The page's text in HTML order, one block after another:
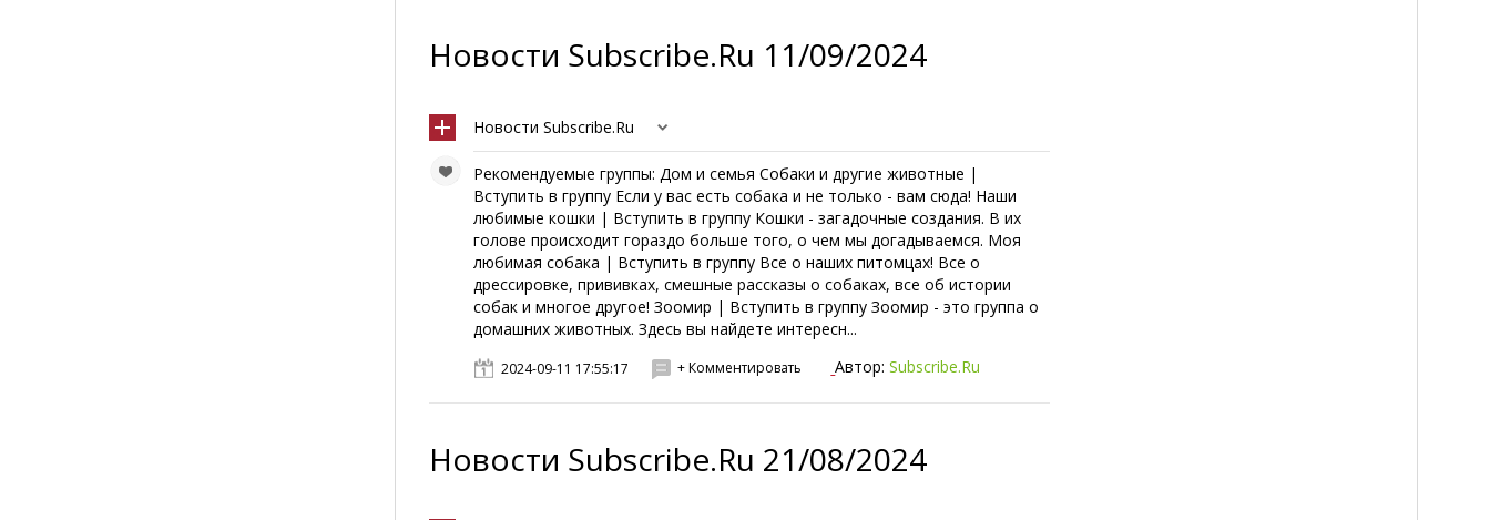
Новости Subscribe.Ru 11/09/2024
Новости Subscribe.Ru
Рекомендуемые группы: Дом и семья Собаки и другие животные |
Вступить в группу Если у вас есть собака и не только - вам сюда! Наши
любимые кошки | Вступить в группу Кошки - загадочные создания. В их
голове происходит гораздо больше того, о чем мы догадываемся. Моя
любимая собака | Вступить в группу Все о наших питомцах! Все о
дрессировке, прививках, смешные рассказы о собаках, все об истории
собак и многое другое! Зоомир | Вступить в группу Зоомир - это группа о
домашних животных. Здесь вы найдете интересн...
2024-09-11 17:55:17 + Комментировать Автор:Subscribe.Ru
Новости Subscribe.Ru 21/08/2024